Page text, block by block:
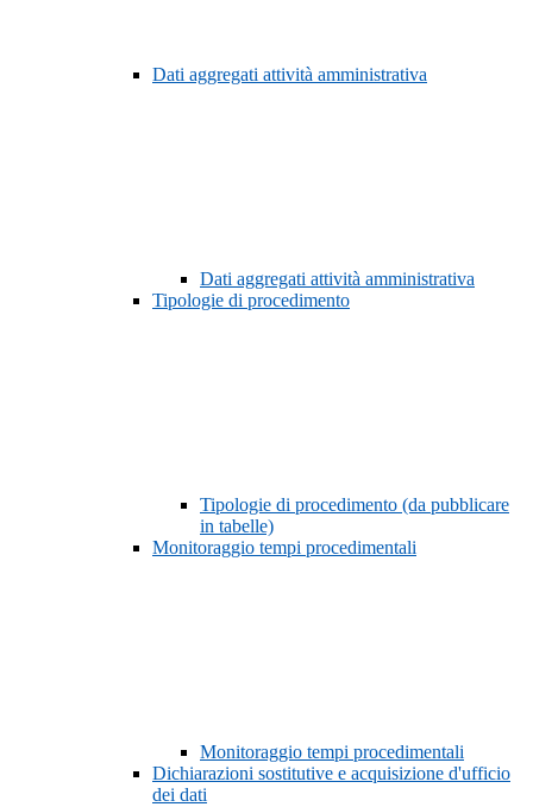
Dati aggregati attività amministrativa
Dati aggregati attività amministrativa
Tipologie di procedimento
Tipologie di procedimento (da pubblicare
in tabelle)
Monitoraggio tempi procedimentali
Monitoraggio tempi procedimentali
Dichiarazioni sostitutive e acquisizione d'ufficio
dei dati